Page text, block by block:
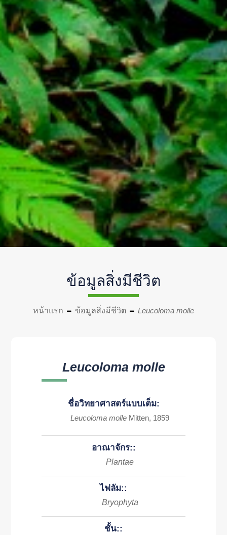
ข้อมูลสิ่งมีชีวิต
หน้าแรก ข้อมูลสิ่งมีชีวิต Leucoloma molle
Leucoloma molle
ชื่อวิทยาศาสตร์แบบเต็ม:
Leucoloma molle Mitten, 1859
อาณาจักร::
Plantae
ไฟลัม::
Bryophyta
ชั้น::